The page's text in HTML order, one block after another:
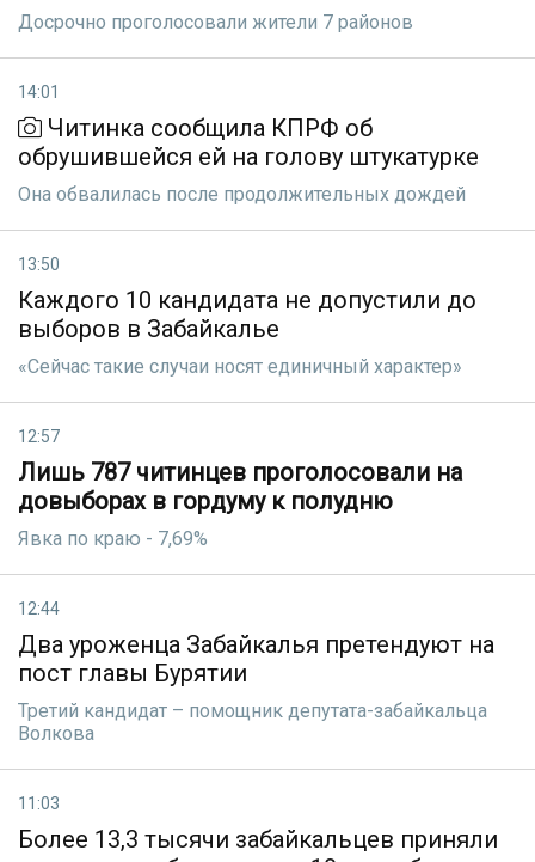
Досрочно проголосовали жители 7 районов
14:01
Читинка сообщила КПРФ об
обрушившейся ей на голову штукатурке
Она обвалилась после продолжительных дождей
13:50
Каждого 10 кандидата не допустили до
выборов в Забайкалье
«Сейчас такие случаи носят единичный характер»
12:57
Лишь 787 читинцев проголосовали на
довыборах в гордуму к полудню
Явка по краю - 7,69%
12:44
Два уроженца Забайкалья претендуют на
пост главы Бурятии
Третий кандидат – помощник депутата-забайкальца
Волкова
11:03
Более 13,3 тысячи забайкальцев приняли